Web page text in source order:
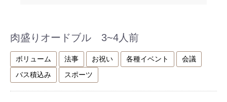
肉盛りオードブル 3~4人前
ボリューム 法事 お祝い 各種イベント
会議
バス積込み
スポーツ